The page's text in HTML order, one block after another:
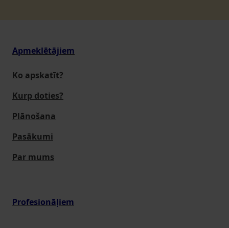
Apmeklētājiem
Ko apskatīt?
Kurp doties?
Plānošana
Pasākumi
Par mums
Profesionāļiem